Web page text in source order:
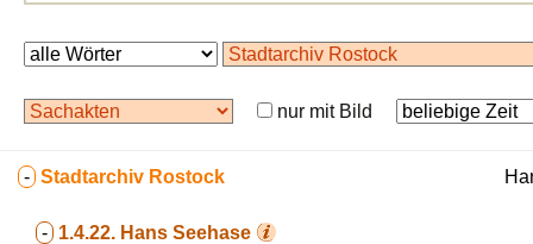
nur mit Bild
- Stadtarchiv Rostock
- 1.4.22. Hans Seehase